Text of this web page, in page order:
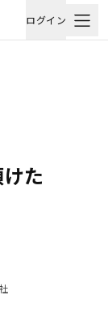
ログイン
た